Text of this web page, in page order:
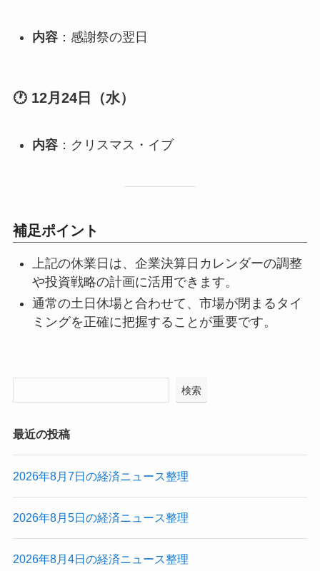
内容：感謝祭の翌日
🕐 12月24日（水）
内容：クリスマス・イブ
補足ポイント
上記の休業日は、企業決算日カレンダーの調整
や投資戦略の計画に活用できます。
通常の土日休場と合わせて、市場が閉まるタイ
ミングを正確に把握することが重要です。
検索
最近の投稿
2026年8月7日の経済ニュース整理
2026年8月5日の経済ニュース整理
2026年8月4日の経済ニュース整理